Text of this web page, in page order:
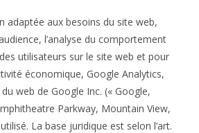
adaptée aux besoins du site web,
l’analyse du comportement
utilisateurs sur le site web et pour
économique, Google Analytics,
du web de Google Inc. (« Google,
Parkway, Mountain View,
La base juridique est selon l’art.